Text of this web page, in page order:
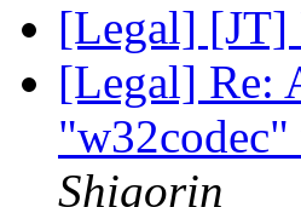
[Legal] [JT]
[Legal] Re:
Shigorin